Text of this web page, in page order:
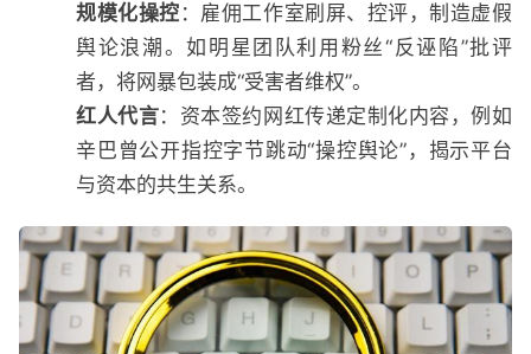
规模化操控 ：雇佣工作室刷屏、控评，制造虚假
舆论浪潮。如明星团队利用粉丝“反诬陷”批评
者，将网暴包装成“受害者维权”。
红人代言：资本签约网红传递定制化内容，例如
辛巴曾公开指控字节跳动“操控舆论”，揭示平台
与资本的共生关系。